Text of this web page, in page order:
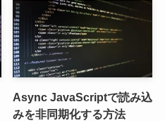
Async JavaScriptで読み込
みを非同期化する方法